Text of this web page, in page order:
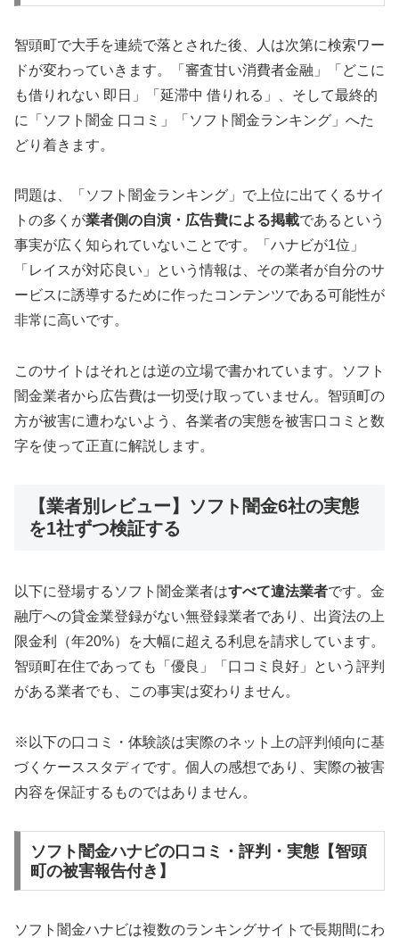
智頭町で大手を連続で落とされた後、人は次第に検索ワー
ドが変わっていきます。「審査甘い消費者金融」「どこに
も借りれない 即日」「延滞中 借りれる」、そして最終的
に「ソフト闇金 口コミ」「ソフト闇金ランキング」へた
どり着きます。
問題は、「ソフト闇金ランキング」で上位に出てくるサイ
トの多くが業者側の自演・広告費による掲載であるという
事実が広く知られていないことです。「ハナビが1位」
「レイスが対応良い」という情報は、その業者が自分のサ
ービスに誘導するために作ったコンテンツである可能性が
非常に高いです。
このサイトはそれとは逆の立場で書かれています。ソフト
闇金業者から広告費は一切受け取っていません。智頭町の
方が被害に遭わないよう、各業者の実態を被害口コミと数
字を使って正直に解説します。
【業者別レビュー】ソフト闇金6社の実態
を1社ずつ検証する
以下に登場するソフト闇金業者はすべて違法業者です。金
融庁への貸金業登録がない無登録業者であり、出資法の上
限金利（年20%）を大幅に超える利息を請求しています。
智頭町在住であっても「優良」「口コミ良好」という評判
がある業者でも、この事実は変わりません。
※以下の口コミ・体験談は実際のネット上の評判傾向に基
づくケーススタディです。個人の感想であり、実際の被害
内容を保証するものではありません。
ソフト闇金ハナビの口コミ・評判・実態【智頭
町の被害報告付き】
ソフト闇金ハナビは複数のランキングサイトで長期間にわ